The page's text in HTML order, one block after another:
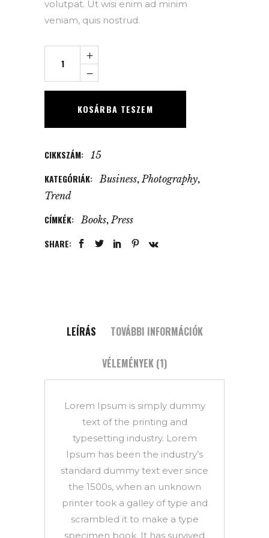
volutpat. Ut wisi enim ad minim
veniam, quis nostrud.
People
quantity
KOSÁRBA TESZEM
CIKKSZÁM: 15
KATEGÓRIÁK: Business, Photography,
Trend
CÍMKÉK: Books, Press
SHARE:
LEÍRÁS TOVÁBBI INFORMÁCIÓK
VÉLEMÉNYEK (1)
Lorem Ipsum is simply dummy
text of the printing and
typesetting industry. Lorem
Ipsum has been the industry’s
standard dummy text ever since
the 1500s, when an unknown
printer took a galley of type and
scrambled it to make a type
specimen book. It has survived